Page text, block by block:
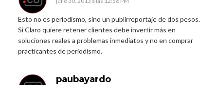
Esto no es periodismo, sino un publirreportaje de dos pesos.
Si Claro quiere retener clientes debe invertir más en
soluciones reales a problemas inmediatos y no en comprar
practicantes de periodismo.
paubayardo